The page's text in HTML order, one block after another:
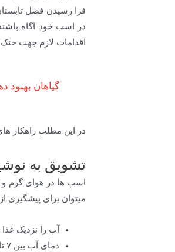
فرا رسیدن فصل
در اسب خود اگاه
اقدامات لازم جهت
گیاهان
در این مطلب راهکار
تشویق به
میتوان برای
آب را نزدیک
دمای آب بین ۷ تا ۱۸ درجه سانتی گراد و همیشه تمیز و تازه باشد